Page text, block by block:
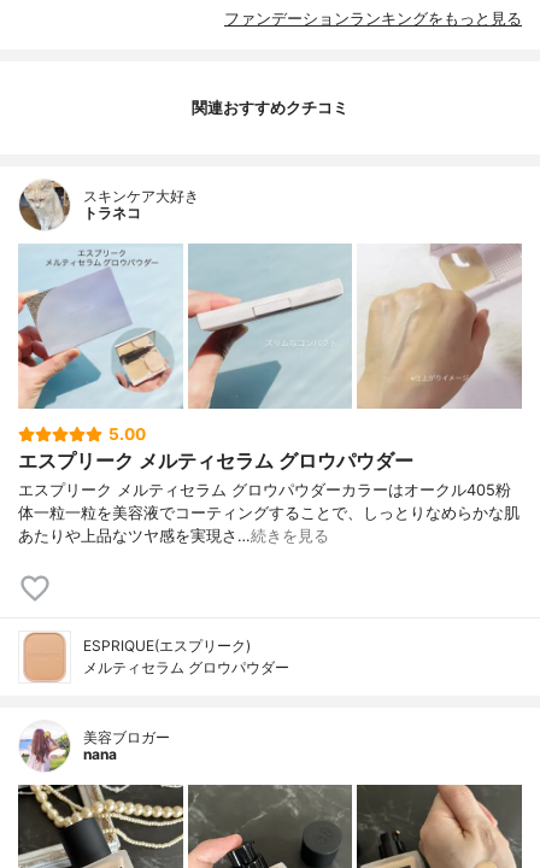
ファンデーションランキングをもっと見る
関連おすすめクチコミ
スキンケア大好き
トラネコ
5.00
エスプリーク メルティセラム グロウパウダー
エスプリーク メルティセラム グロウパウダーカラーはオークル405粉
体一粒一粒を美容液でコーティングすることで、しっとりなめらかな肌
あたりや上品なツヤ感を実現さ…続きを見る
ESPRIQUE(エスプリーク)
メルティセラム グロウパウダー
美容ブロガー
nana